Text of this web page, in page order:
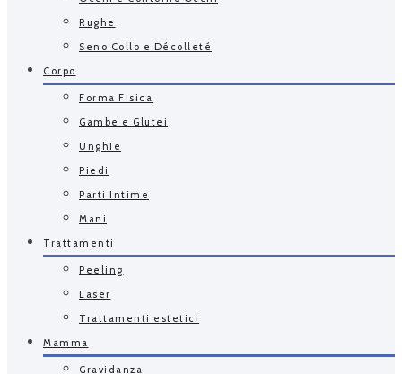
Rughe
Seno Collo e Décolleté
Corpo
Forma Fisica
Gambe e Glutei
Unghie
Piedi
Parti Intime
Mani
Trattamenti
Peeling
Laser
Trattamenti estetici
Mamma
Gravidanza